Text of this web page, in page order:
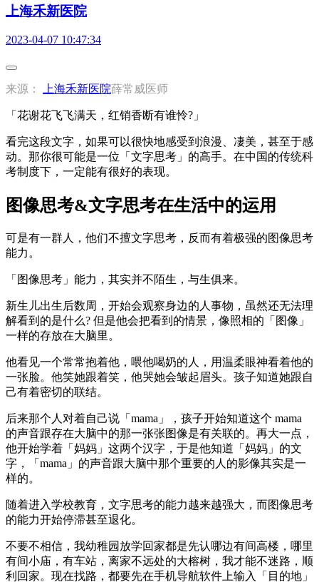
上海禾新医院
2023-04-07 10:47:34
来源： 上海禾新医院薛常威医师
「花谢花飞飞满天，红销香断有谁怜?」
看完这段文字，如果可以很快地感受到浪漫、凄美，甚至于感
动。那你很可能是一位「文字思考」的高手。在中国的传统科
考制度下，一定能有很好的表现。
图像思考&文字思考在生活中的运用
可是有一群人，他们不擅文字思考，反而有着极强的图像思考
能力。
「图像思考」能力，其实并不陌生，与生俱来。
新生儿出生后数周，开始会观察身边的人事物，虽然还无法理
解看到的是什么? 但是他会把看到的情景，像照相的「图像」
一样的存放在大脑里。
他看见一个常常抱着他，喂他喝奶的人，用温柔眼神看着他的
一张脸。他笑她跟着笑，他哭她会皱起眉头。孩子知道她跟自
己有着密切的联结。
后来那个人对着自己说「mama」，孩子开始知道这个 mama
的声音跟存在大脑中的那一张张图像是有关联的。再大一点，
他开始学着「妈妈」这两个汉字，于是他知道「妈妈」的文
字，「mama」的声音跟大脑中那个重要的人的影像其实是一
样的。
随着进入学校教育，文字思考的能力越来越强大，而图像思考
的能力开始停滞甚至退化。
不要不相信，我幼稚园放学回家都是先认哪边有间高楼，哪里
有间小庙，有车站，离家不远处的大榕树，我才能不迷路，顺
利回家。现在找路，都要先在手机导航软件上输入「目的地」